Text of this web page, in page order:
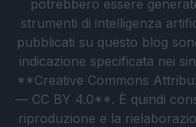
potrebbero essere
strumenti di intelligenza
pubblicati su questo blog
indicazione specificata nei
**Creative Commons
— CC BY 4.0**. È quindi
riproduzione e la